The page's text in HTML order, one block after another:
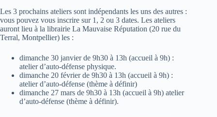
Les 3 prochains ateliers sont indépendants les uns des autres :
vous pouvez vous inscrire sur 1, 2 ou 3 dates. Les ateliers
auront lieu à la librairie La Mauvaise Réputation (20 rue du
Terral, Montpellier) les :
dimanche 30 janvier de 9h30 à 13h (accueil à 9h) :
atelier d’auto-défense physique.
dimanche 20 février de 9h30 à 13h (accueil à 9h) :
atelier d’auto-défense (thème à définir)
dimanche 27 mars de 9h30 à 13h (accueil à 9h) atelier
d’auto-défense (thème à définir).